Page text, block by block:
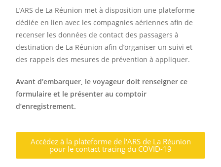
L’ARS de La Réunion met à disposition une plateforme
dédiée en lien avec les compagnies aériennes afin de
recenser les données de contact des passagers à
destination de La Réunion afin d’organiser un suivi et
des rappels des mesures de prévention à appliquer.
Avant d’embarquer, le voyageur doit renseigner ce
formulaire et le présenter au comptoir
d’enregistrement.
Accédez à la plateforme de l'ARS de La Réunion
pour le contact tracing du COVID-19